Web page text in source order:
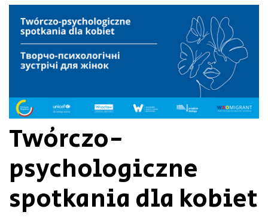
Twórczo-
psychologiczne
spotkania dla kobiet